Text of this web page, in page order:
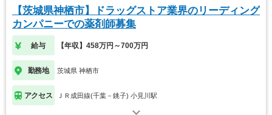
【茨城県神栖市】ドラッグストア業界のリーディング
カンパニーでの薬剤師募集
給与 【年収】458万円～700万円
勤務地 茨城県 神栖市
アクセス ＪＲ成田線(千葉－銚子) 小見川駅